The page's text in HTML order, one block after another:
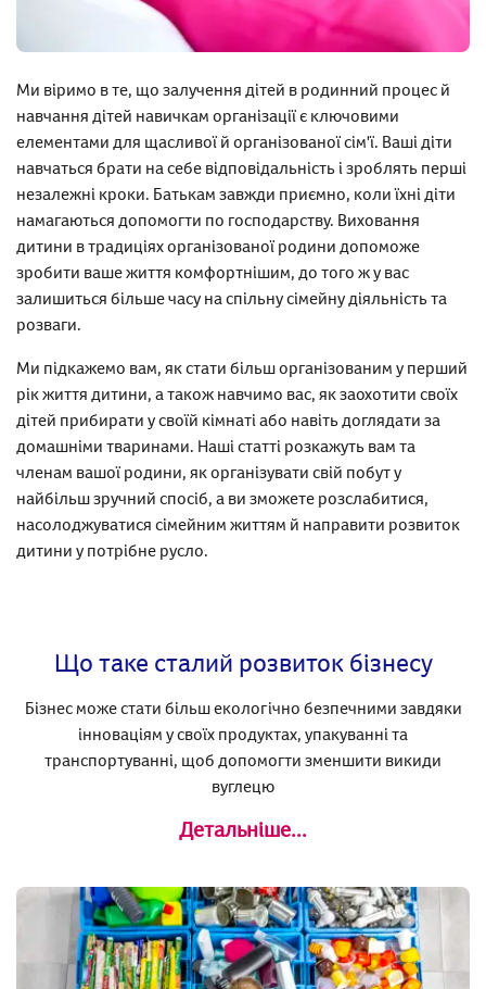
Ми віримо в те, що залучення дітей в родинний процес й
навчання дітей навичкам організації є ключовими
елементами для щасливої й організованої сім'ї. Ваші діти
навчаться брати на себе відповідальність і зроблять перші
незалежні кроки. Батькам завжди приємно, коли їхні діти
намагаються допомогти по господарству. Виховання
дитини в традиціях організованої родини допоможе
зробити ваше життя комфортнішим, до того ж у вас
залишиться більше часу на спільну сімейну діяльність та
розваги.
Ми підкажемо вам, як стати більш організованим у перший
рік життя дитини, а також навчимо вас, як заохотити своїх
дітей прибирати у своїй кімнаті або навіть доглядати за
домашніми тваринами. Наші статті розкажуть вам та
членам вашої родини, як організувати свій побут у
найбільш зручний спосіб, а ви зможете розслабитися,
насолоджуватися сімейним життям й направити розвиток
дитини у потрібне русло.
Що таке сталий розвиток бізнесу
Бізнес може стати більш екологічно безпечними завдяки
інноваціям у своїх продуктах, упакуванні та
транспортуванні, щоб допомогти зменшити викиди
вуглецю
Детальніше...